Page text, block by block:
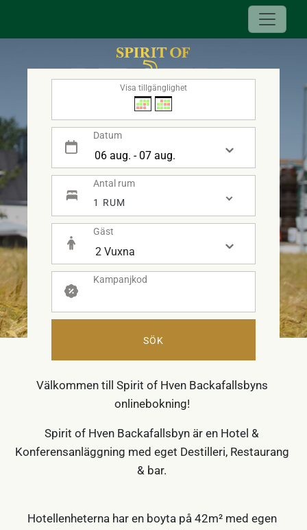
- SPIRIT OF HVEN -
Visa tillgänglighet
Datum
Antal rum
1 RUM
Gäst
Kampanjkod
SÖK
RUMSBOKNING
Välkommen till Spirit of Hven Backafallsbyns
onlinebokning!
Spirit of Hven Backafallsbyn är en Hotel &
Konferensanläggning med eget Destilleri, Restaurang
& bar.
Hotellenheterna har en boyta på 42m² med egen